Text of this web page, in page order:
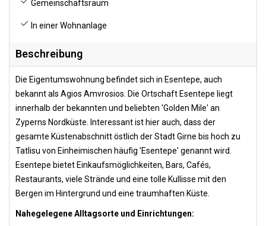
Gemeinschaftsraum
In einer Wohnanlage
Beschreibung
Die Eigentumswohnung befindet sich in Esentepe, auch
bekannt als Agios Amvrosios. Die Ortschaft Esentepe liegt
innerhalb der bekannten und beliebten 'Golden Mile' an
Zyperns Nordküste. Interessant ist hier auch, dass der
gesamte Küstenabschnitt östlich der Stadt Girne bis hoch zu
Tatlisu von Einheimischen häufig 'Esentepe' genannt wird.
Esentepe bietet Einkaufsmöglichkeiten, Bars, Cafés,
Restaurants, viele Strände und eine tolle Kullisse mit den
Bergen im Hintergrund und eine traumhaften Küste.
Nahegelegene Alltagsorte und Einrichtungen: